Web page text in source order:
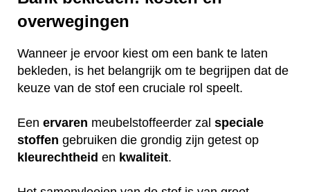
overwegingen
Wanneer je ervoor kiest om een bank te laten
bekleden, is het belangrijk om te begrijpen dat de
keuze van de stof een cruciale rol speelt.
Een ervaren meubelstoffeerder zal speciale
stoffen gebruiken die grondig zijn getest op
kleurechtheid en kwaliteit.